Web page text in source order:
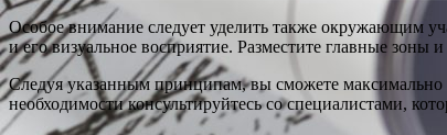
Особое внимание следует уделить также окружающим
и его визуальное восприятие. Разместите главные
Следуя указанным принципам, вы сможете максимально
необходимости консультируйтесь со специалистами,